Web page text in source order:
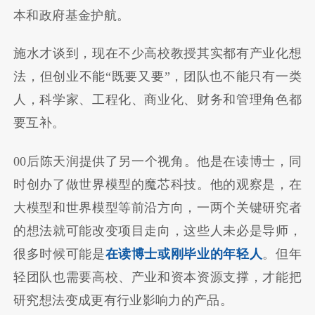
本和政府基金护航。
施水才谈到，现在不少高校教授其实都有产业化想
法，但创业不能“既要又要”，团队也不能只有一类
人，科学家、工程化、商业化、财务和管理角色都
要互补。
00后陈天润提供了另一个视角。他是在读博士，同
时创办了做世界模型的魔芯科技。他的观察是，在
大模型和世界模型等前沿方向，一两个关键研究者
的想法就可能改变项目走向，这些人未必是导师，
很多时候可能是在读博士或刚毕业的年轻人 。但年
轻团队也需要高校、产业和资本资源支撑，才能把
研究想法变成更有行业影响力的产品。